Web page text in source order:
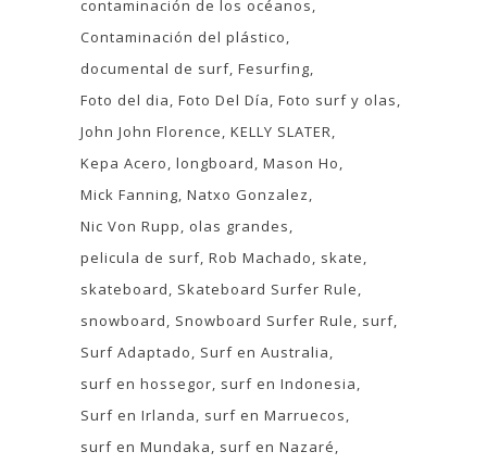
contaminación de los océanos
Contaminación del plástico
documental de surf Fesurfing
Foto del dia Foto Del Día Foto surf y olas
John John Florence KELLY SLATER
Kepa Acero longboard Mason Ho
Mick Fanning Natxo Gonzalez
Nic Von Rupp
olas grandes
pelicula de surf Rob Machado
skate
skateboard
Skateboard Surfer Rule
snowboard
Snowboard Surfer Rule
surf
Surf Adaptado
Surf en Australia
surf en hossegor surf en Indonesia
Surf en Irlanda
surf en Marruecos
surf en Mundaka
surf en Nazaré